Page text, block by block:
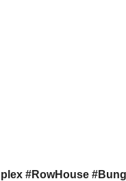
#RowHouse